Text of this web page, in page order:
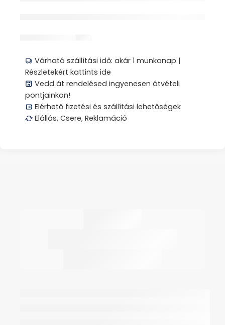
Várható szállítási idő: akár 1 munkanap |
Részletekért kattints ide
Vedd át rendelésed ingyenesen átvételi
pontjainkon!
Elérhető fizetési és szállítási lehetőségek
Elállás, Csere, Reklamáció